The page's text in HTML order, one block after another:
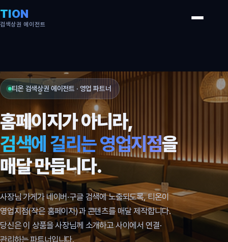
TION
검색상권 에이전트
티온 검색상권 에이전트 · 영업 파트너
홈페이지가 아니라,
검색에 걸리는 영업지점을
매달 만듭니다.
사장님 가게가 네이버·구글 검색에 노출되도록, 티온이
영업지점(작은 홈페이지)과 콘텐츠를 매달 제작합니다.
당신은 이 상품을 사장님께 소개하고 사이에서 연결·
관리하는 파트너입니다.